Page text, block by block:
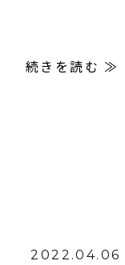
続きを読む ≫
2022.04.06